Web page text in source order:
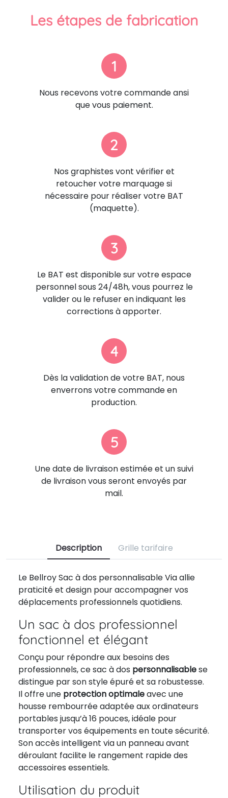
Les étapes de fabrication
1
Nous recevons votre commande ansi
que vous paiement.
2
Nos graphistes vont vérifier et
retoucher votre marquage si
nécessaire pour réaliser votre BAT
(maquette).
3
Le BAT est disponible sur votre espace
personnel sous 24/48h, vous pourrez le
valider ou le refuser en indiquant les
corrections à apporter.
4
Dès la validation de votre BAT, nous
enverrons votre commande en
production.
5
Une date de livraison estimée et un suivi
de livraison vous seront envoyés par
mail.
Description Grille tarifaire
Le Bellroy Sac à dos personnalisable Via allie
praticité et design pour accompagner vos
déplacements professionnels quotidiens.
Un sac à dos professionnel
fonctionnel et élégant
Conçu pour répondre aux besoins des
professionnels, ce sac à dos personnalisablese
distingue par son style épuré et sa robustesse.
Il offre une protection optimaleavec une
housse rembourrée adaptée aux ordinateurs
portables jusqu’à 16 pouces, idéale pour
transporter vos équipements en toute sécurité.
Son accès intelligent via un panneau avant
déroulant facilite le rangement rapide des
accessoires essentiels.
Utilisation du produit